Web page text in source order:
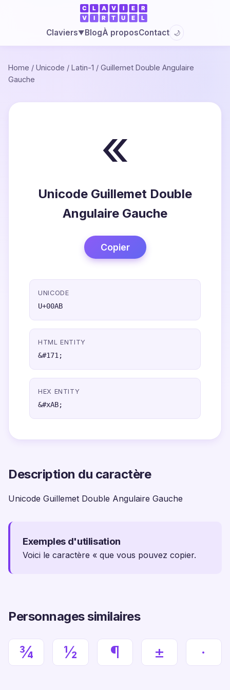
Claviers▼BlogÀ proposContact 🌙
Home / Unicode / Latin-1 / Guillemet Double Angulaire
Gauche
«
Unicode Guillemet Double
Angulaire Gauche
Copier
UNICODE
U+00AB
HTML ENTITY
&#171;
HEX ENTITY
&#xAB;
Description du caractère
Unicode Guillemet Double Angulaire Gauche
Exemples d'utilisation
Voici le caractère « que vous pouvez copier.
Personnages similaires
¾ ½ ¶ ± ·